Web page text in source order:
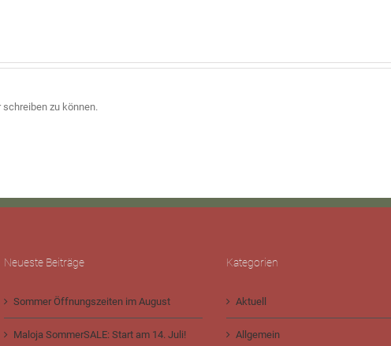
zu können.
Neueste Beiträge
Sommer Öffnungszeiten im August
Maloja SommerSALE: Start am 14. Juli!
Kategorien
Aktuell
Allgemein